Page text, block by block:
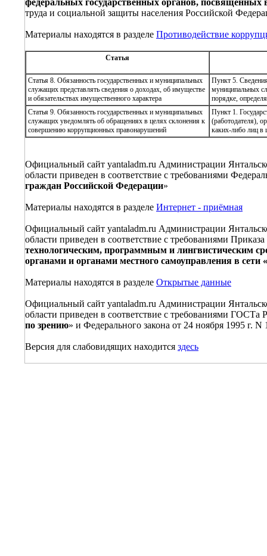
труда и социальной защиты населения Российской
Материалы находятся в разделе Противодействие
Статья
Статья 8. Обязанность государственных и муниципальных
служащих представлять сведения о доходах, об имуществе
и обязательствах имущественного характера
Пункт 5.
муниципальных
порядке,
Статья 9. Обязанность государственных и муниципальных
служащих уведомлять об обращениях в целях склонения к
совершению коррупционных правонарушений
Пункт 1.
(работодателя),
каких-либо лиц в
Официальный сайт yantaladm.ru Администрации
области приведен в соответствие с требованиями
граждан Российской Федерации»
Материалы находятся в разделе Интернет - приёмная
Официальный сайт yantaladm.ru Администрации
области приведен в соответствие с требованиями
технологическим, программным и лингвистическим
органами и органами местного самоуправления в сети
Материалы находятся в разделе Открытые данные
Официальный сайт yantaladm.ru Администрации
области приведен в соответствие с требованиями ГОСТа
по зрению» и Федерального закона от 24 ноября 1995 г.
Версия для слабовидящих находится здесь